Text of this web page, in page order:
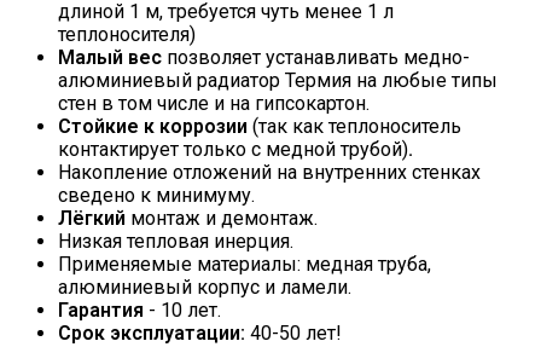
длиной 1 м, требуется чуть менее 1 л
теплоносителя)
Малый вес позволяет устанавливать медно-
алюминиевый радиатор Термия на любые типы
стен в том числе и на гипсокартон.
Стойкие к коррозии (так как теплоноситель
контактирует только с медной трубой).
Накопление отложений на внутренних стенках
сведено к минимуму.
Лёгкий монтаж и демонтаж.
Низкая тепловая инерция.
Применяемые материалы: медная труба,
алюминиевый корпус и ламели.
Гарантия - 10 лет.
Срок эксплуатации: 40-50 лет!